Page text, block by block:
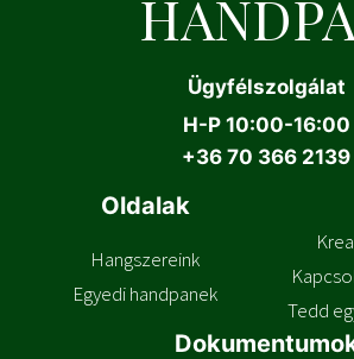
Ügyfélszolgálat
H-P 10:00-16:00
+36 70 366 2139
Oldalak
Hangszereink
Egyedi handpanek
Tedd